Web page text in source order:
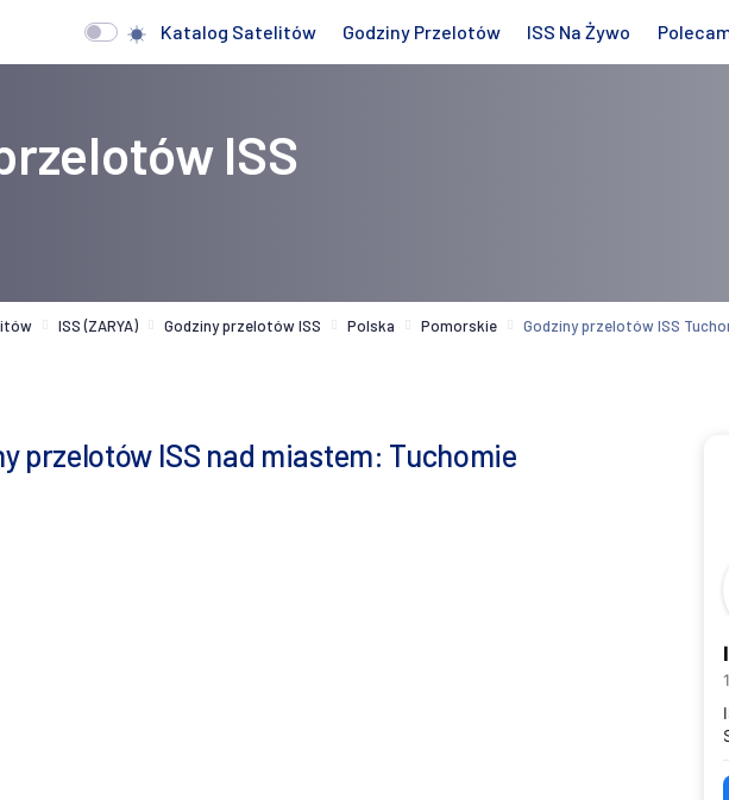
Katalog Satelitów Godziny Przelotów ISS Na Żywo
ISS
ISS (ZARYA) Godziny przelotów ISS Polska Pomorskie Godziny przelotów ISS
przelotów ISS nad miastem: Tuchomie